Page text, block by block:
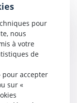
séjour-salon,
combles perdus
pour
nous
à votre
de
pour accepter
sur «